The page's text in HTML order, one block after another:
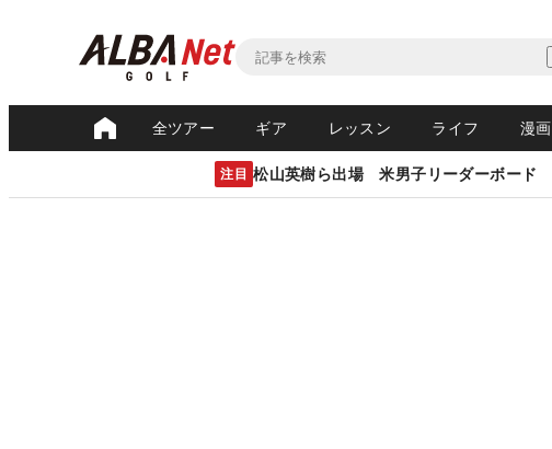
全ツアー ギア レッスン ライフ 漫画
注目 松山英樹ら出場 米男子リーダーボード